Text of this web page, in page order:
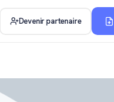
Devenir partenaire